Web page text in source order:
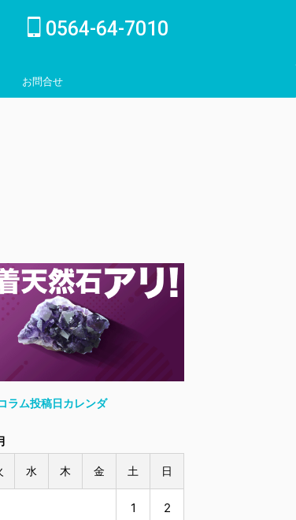
0564-64-7010
お問合せ
ラム投稿日カレンダ
水 木 金 土 日
1 2